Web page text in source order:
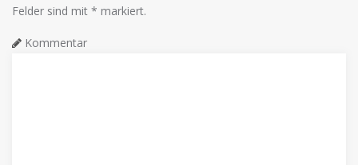
Felder sind mit * markiert.
Kommentar